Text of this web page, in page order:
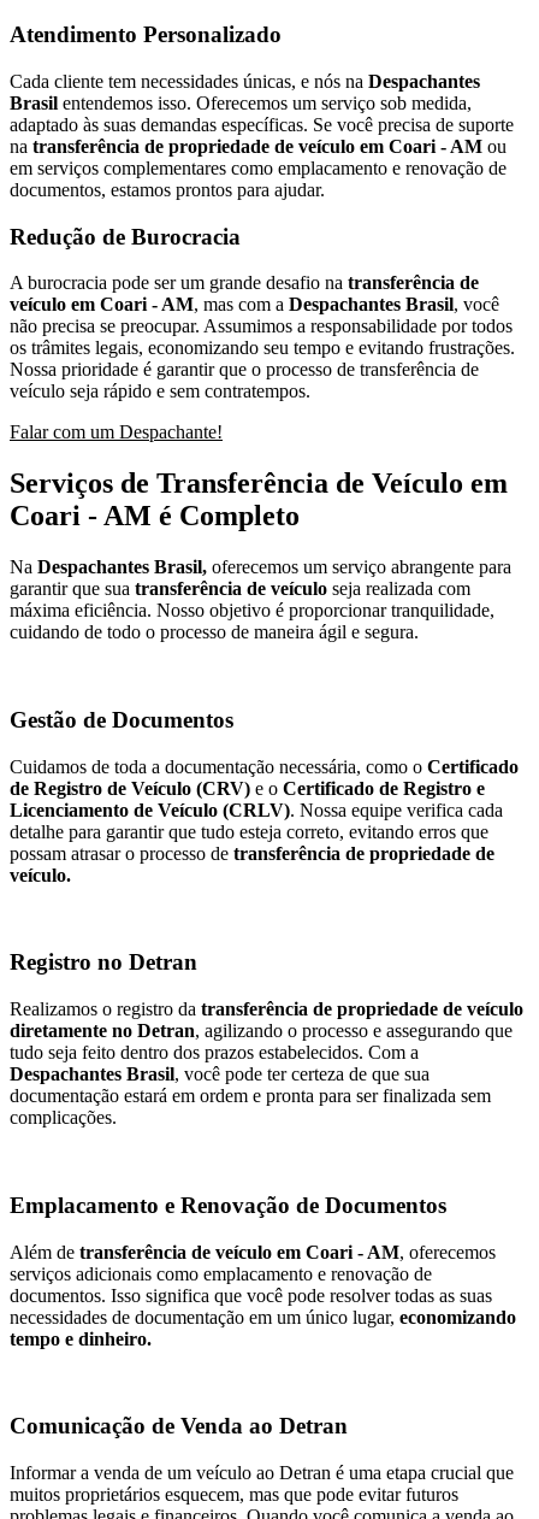
Atendimento Personalizado
Cada cliente tem necessidades únicas, e nós na Despachantes
Brasil entendemos isso. Oferecemos um serviço sob medida,
adaptado às suas demandas específicas. Se você precisa de suporte
na transferência de propriedade de veículo em Coari - AM ou
em serviços complementares como emplacamento e renovação de
documentos, estamos prontos para ajudar.
Redução de Burocracia
A burocracia pode ser um grande desafio na transferência de
veículo em Coari - AM, mas com a Despachantes Brasil, você
não precisa se preocupar. Assumimos a responsabilidade por todos
os trâmites legais, economizando seu tempo e evitando frustrações.
Nossa prioridade é garantir que o processo de transferência de
veículo seja rápido e sem contratempos.
Falar com um Despachante!
Serviços de Transferência de Veículo em
Coari - AM é Completo
Na Despachantes Brasil, oferecemos um serviço abrangente para
garantir que sua transferência de veículo seja realizada com
máxima eficiência. Nosso objetivo é proporcionar tranquilidade,
cuidando de todo o processo de maneira ágil e segura.
Gestão de Documentos
Cuidamos de toda a documentação necessária, como o Certificado
de Registro de Veículo (CRV) e o Certificado de Registro e
Licenciamento de Veículo (CRLV). Nossa equipe verifica cada
detalhe para garantir que tudo esteja correto, evitando erros que
possam atrasar o processo de transferência de propriedade de
veículo.
Registro no Detran
Realizamos o registro da transferência de propriedade de veículo
diretamente no Detran, agilizando o processo e assegurando que
tudo seja feito dentro dos prazos estabelecidos. Com a
Despachantes Brasil, você pode ter certeza de que sua
documentação estará em ordem e pronta para ser finalizada sem
complicações.
Emplacamento e Renovação de Documentos
Além de transferência de veículo em Coari - AM, oferecemos
serviços adicionais como emplacamento e renovação de
documentos. Isso significa que você pode resolver todas as suas
necessidades de documentação em um único lugar, economizando
tempo e dinheiro.
Comunicação de Venda ao Detran
Informar a venda de um veículo ao Detran é uma etapa crucial que
muitos proprietários esquecem, mas que pode evitar futuros